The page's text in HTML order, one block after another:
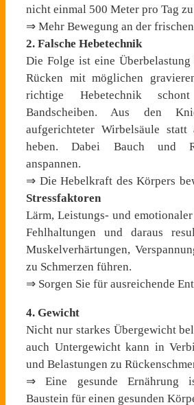
nicht einmal 500 Meter pro Tag
⇒ Mehr Bewegung an der frischen
2. Falsche Hebetechnik
Die Folge ist eine Überbelastung
Rücken mit möglichen
richtige Hebetechnik
Bandscheiben. Aus den
aufgerichteter Wirbelsäule statt
heben. Dabei Bauch und
anspannen.
⇒ Die Hebelkraft des Körpers
Stressfaktoren
Lärm, Leistungs- und
Fehlhaltungen und daraus
Muskelverhärtungen,
zu Schmerzen führen.
⇒ Sorgen Sie für ausreichende
4. Gewicht
Nicht nur starkes Übergewicht
auch Untergewicht kann in
und Belastungen zu
⇒ Eine gesunde Ernährung
Baustein für einen gesunden